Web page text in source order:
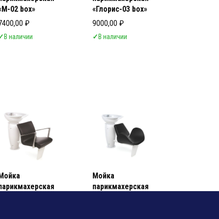
02 box»
₽
В наличии
«Глорис-03 box»
9000,00 ₽
✓ В наличии
Мойка
Мойка
парикмахерская